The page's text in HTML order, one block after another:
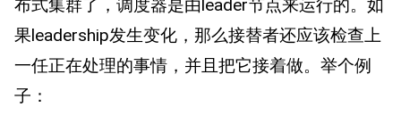
布式集群了，调度器是由leader节点来运行的。如
果leadership发生变化，那么接替者还应该检查上
一任正在处理的事情，并且把它接着做。举个例
子：